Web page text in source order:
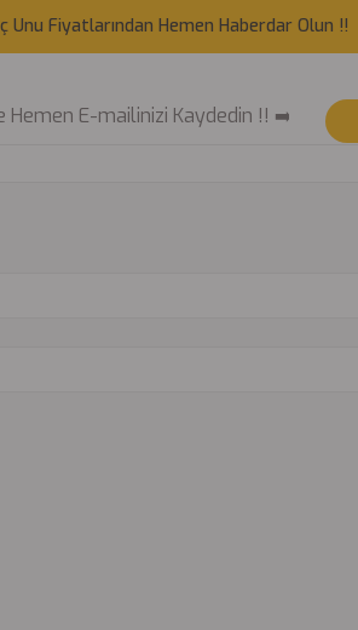
Unu Fiyatlarından Hemen Haberdar Olun !!